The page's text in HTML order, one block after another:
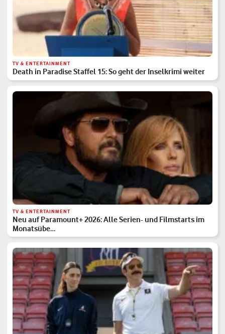
TV & ENTERTAINMENT
Death in Paradise Staffel 15: So geht der Inselkrimi weiter
TV & ENTERTAINMENT
Neu auf Paramount+ 2026: Alle Serien- und Filmstarts im
Monatsübe…